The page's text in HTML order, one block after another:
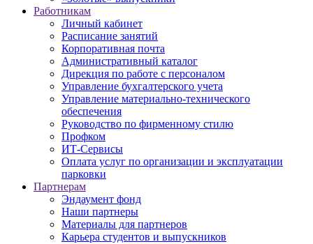
Работникам
Личный кабинет
Расписание занятий
Корпоративная почта
Административный каталог
Дирекция по работе с персоналом
Управление бухгалтерского учета
Управление материально-технического
обеспечения
Руководство по фирменному стилю
Профком
ИТ-Сервисы
Оплата услуг по организации и эксплуатации
парковки
Партнерам
Эндаумент фонд
Наши партнеры
Материалы для партнеров
Карьера студентов и выпускников